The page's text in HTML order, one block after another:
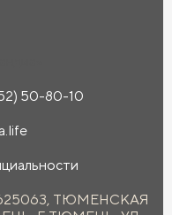
50-80-10
ТЮМЕНСКАЯ